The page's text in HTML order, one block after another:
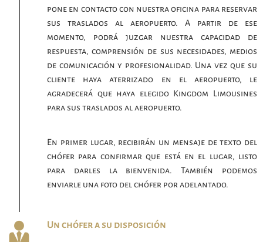
pone en contacto con nuestra oficina para reservar
sus traslados al aeropuerto. A partir de ese
momento, podrá juzgar nuestra capacidad de
respuesta, comprensión de sus necesidades, medios
de comunicación y profesionalidad. Una vez que su
cliente haya aterrizado en el aeropuerto, le
agradecerá que haya elegido Kingdom Limousines
para sus traslados al aeropuerto.
En primer lugar, recibirán un mensaje de texto del
chófer para confirmar que está en el lugar, listo
para darles la bienvenida. También podemos
enviarle una foto del chófer por adelantado.
Un chófer a su disposición